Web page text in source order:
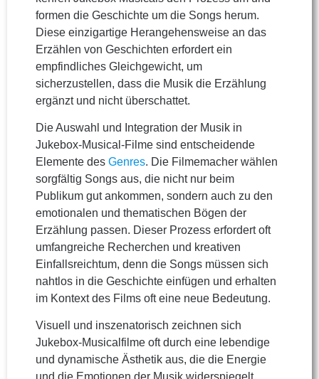
formen die Geschichte um die Songs herum.
Diese einzigartige Herangehensweise an das
Erzählen von Geschichten erfordert ein
empfindliches Gleichgewicht, um
sicherzustellen, dass die Musik die Erzählung
ergänzt und nicht überschattet.
Die Auswahl und Integration der Musik in
Jukebox-Musical-Filme sind entscheidende
Elemente des Genres. Die Filmemacher wählen
sorgfältig Songs aus, die nicht nur beim
Publikum gut ankommen, sondern auch zu den
emotionalen und thematischen Bögen der
Erzählung passen. Dieser Prozess erfordert oft
umfangreiche Recherchen und kreativen
Einfallsreichtum, denn die Songs müssen sich
nahtlos in die Geschichte einfügen und erhalten
im Kontext des Films oft eine neue Bedeutung.
Visuell und inszenatorisch zeichnen sich
Jukebox-Musicalfilme oft durch eine lebendige
und dynamische Ästhetik aus, die die Energie